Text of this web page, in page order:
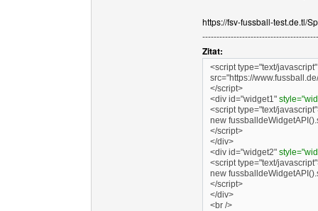
https://fsv-fussball-test.de.tl/
Zitat:
<script type="text/javascript"
src="https://
</script>
<div id="widget1"
<script type="text/
new
</script>
</div>
<div id="widget2"
<script type="text/
new
</script>
</div>
<br />